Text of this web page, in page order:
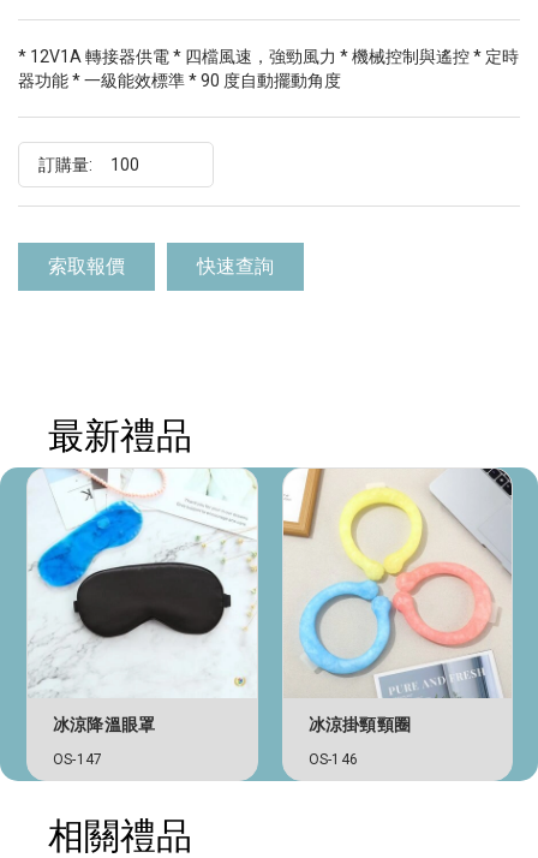
* 12V1A 轉接器供電 * 四檔風速，強勁風力 * 機械控制與遙控 * 定時
器功能 * 一級能效標準 * 90 度自動擺動角度
訂購量:
索取報價 快速查詢
最新禮品
冰涼降溫眼罩
OS-147
冰涼掛頸頸圈
OS-146
相關禮品